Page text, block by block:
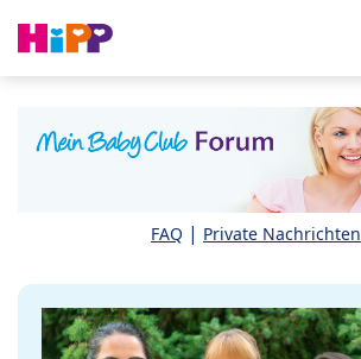
FAQ | Private Nachrichten